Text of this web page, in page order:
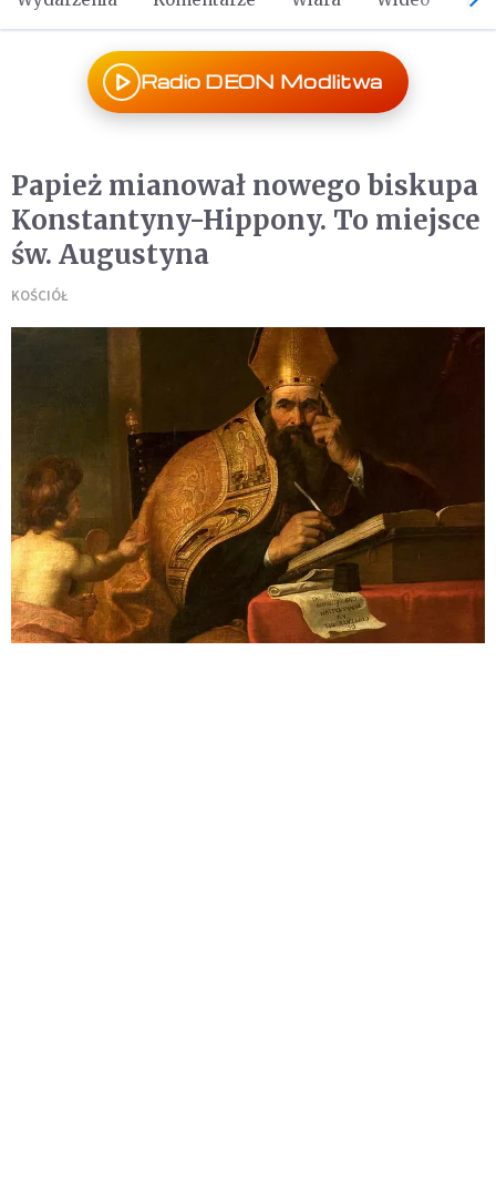
Radio DEON Modlitwa
Papież mianował nowego biskupa
Konstantyny-Hippony. To miejsce
św. Augustyna
KOŚCIÓŁ